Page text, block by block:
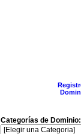
Categorías de Dominio: